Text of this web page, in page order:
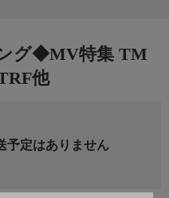
グ◆MV特集 TM
他
予定はありません